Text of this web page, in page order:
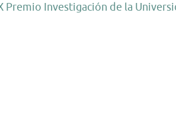
Premio Investigación de la